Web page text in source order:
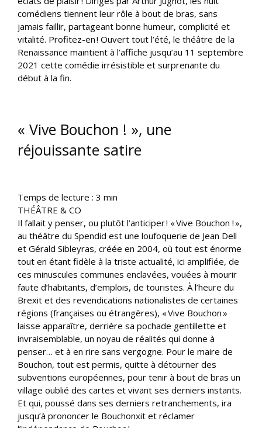
comédiens tiennent leur rôle à bout de bras, sans
jamais faillir, partageant bonne humeur, complicité et
vitalité. Profitez-en ! Ouvert tout l’été, le théâtre de la
Renaissance maintient à l’affiche jusqu’au 11 septembre
2021 cette comédie irrésistible et surprenante du
début à la fin.
« Vive Bouchon ! », une
réjouissante satire
Temps de lecture : 3 min
THÉÂTRE & CO
Il fallait y penser, ou plutôt l’anticiper ! « Vive Bouchon ! »,
au théâtre du Spendid est une loufoquerie de Jean Dell
et Gérald Sibleyras, créée en 2004, où tout est énorme
tout en étant fidèle à la triste actualité, ici amplifiée, de
ces minuscules communes enclavées, vouées à mourir
faute d’habitants, d’emplois, de touristes. À l’heure du
Brexit et des revendications nationalistes de certaines
régions (françaises ou étrangères), « Vive Bouchon »
laisse apparaître, derrière sa pochade gentillette et
invraisemblable, un noyau de réalités qui donne à
penser… et à en rire sans vergogne. Pour le maire de
Bouchon, tout est permis, quitte à détourner des
subventions européennes, pour tenir à bout de bras un
village oublié des cartes et vivant ses derniers instants.
Et qui, poussé dans ses derniers retranchements, ira
jusqu’à prononcer le Bouchonxit et réclamer